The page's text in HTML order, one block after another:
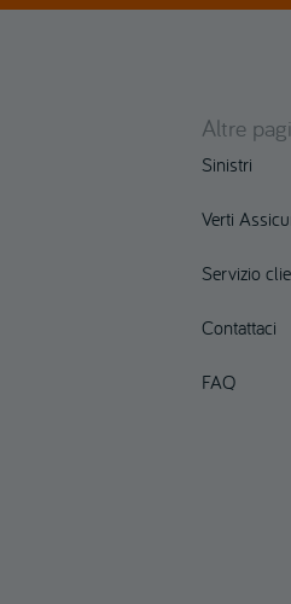
Altre
Sinistri
Verti
Servizio
Contattaci
FAQ